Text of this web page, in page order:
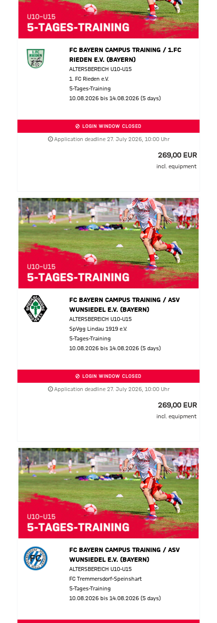
FC BAYERN CAMPUS TRAINING / 1.FC
RIEDEN E.V. (BAYERN)
ALTERSBEREICH U10-U15
1. FC Rieden e.V.
5-Tages-Training
10.08.2026 bis 14.08.2026 (5 days)
LOGIN WINDOW CLOSED
Application deadline 27. July 2026, 10:00 Uhr
269,00 EUR
incl. equipment
FC BAYERN CAMPUS TRAINING / ASV
WUNSIEDEL E.V. (BAYERN)
ALTERSBEREICH U10-U15
SpVgg Lindau 1919 e.V.
5-Tages-Training
10.08.2026 bis 14.08.2026 (5 days)
LOGIN WINDOW CLOSED
Application deadline 27. July 2026, 10:00 Uhr
269,00 EUR
incl. equipment
FC BAYERN CAMPUS TRAINING / ASV
WUNSIEDEL E.V. (BAYERN)
ALTERSBEREICH U10-U15
FC Tremmersdorf-Speinshart
5-Tages-Training
10.08.2026 bis 14.08.2026 (5 days)